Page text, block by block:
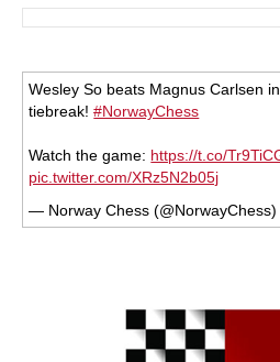
Wesley So beats Magnus Carlsen
tiebreak!#NorwayChess
Watch the game: https://t.co/
pic.twitter.com/XRz5N2b05j
— Norway Chess